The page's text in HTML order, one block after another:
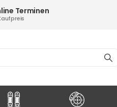
Terminen